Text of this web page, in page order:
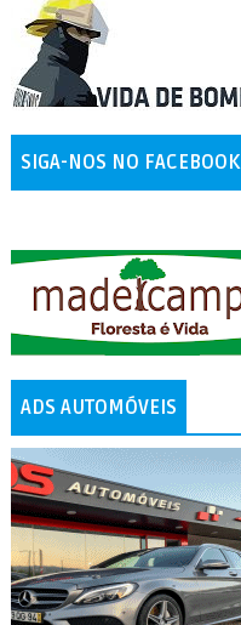
SIGA-NOS NO FACEBOOK
ADS AUTOMÓVEIS